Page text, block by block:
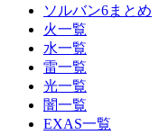
ソルバン6まとめ
火一覧
水一覧
雷一覧
光一覧
闇一覧
EXAS一覧